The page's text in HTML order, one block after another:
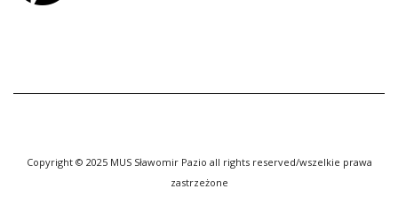
Copyright © 2025 MUS Sławomir Pazio all rights reserved/wszelkie prawa
zastrzeżone